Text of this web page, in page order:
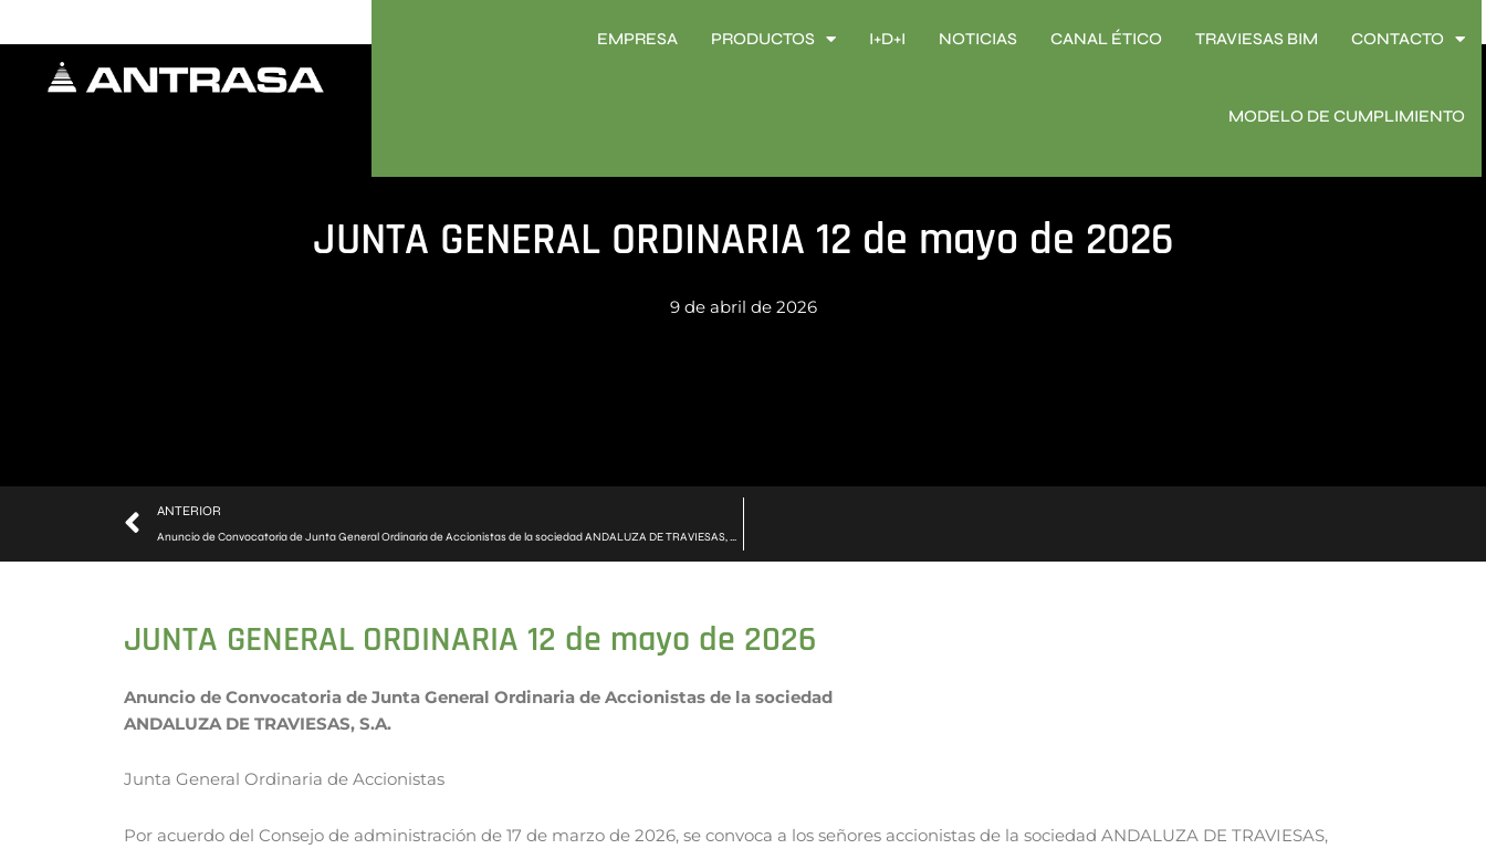
EMPRESA PRODUCTOS I+D+I NOTICIAS CANAL ÉTICO TRAVIESAS BIM CONTACTO
MODELO DE CUMPLIMIENTO
JUNTA GENERAL ORDINARIA 12 de mayo de 2026
9 de abril de 2026
ANTERIOR
Anuncio de Convocatoria de Junta General Ordinaria de Accionistas de la sociedad ANDALUZA DE TRAVIESAS, S.A.
JUNTA GENERAL ORDINARIA 12 de mayo de 2026
Anuncio de Convocatoria de Junta General Ordinaria de Accionistas de la sociedad
ANDALUZA DE TRAVIESAS, S.A.
Junta General Ordinaria de Accionistas
Por acuerdo del Consejo de administración de 17 de marzo de 2026, se convoca a los señores accionistas de la sociedad ANDALUZA DE TRAVIESAS,